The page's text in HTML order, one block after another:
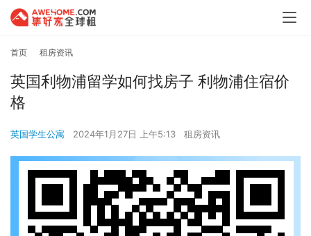
首页 租房资讯
英国利物浦留学如何找房子 利物浦住宿价
格
英国学生公寓 2024年1月27日 上午5:13 租房资讯